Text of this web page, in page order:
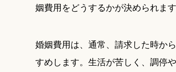
姻費用をどうするかが決められます
婚姻費用は、通常、請求した時か
すめします。生活が苦しく、調停